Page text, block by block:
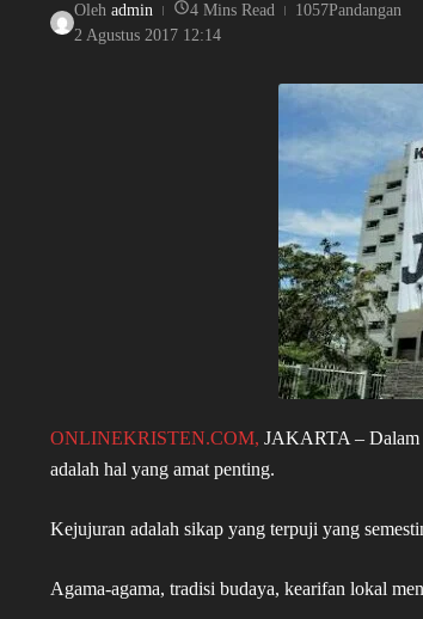
Oleh admin 4 Mins Read
1057Pandangan
2 Agustus 2017 12:14
ONLINEKRISTEN.COM, JAKARTA – Dalam
adalah hal yang amat penting.
Kejujuran adalah sikap yang terpuji yang
Agama-agama, tradisi budaya, kearifan lokal